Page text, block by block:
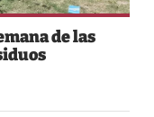
de las